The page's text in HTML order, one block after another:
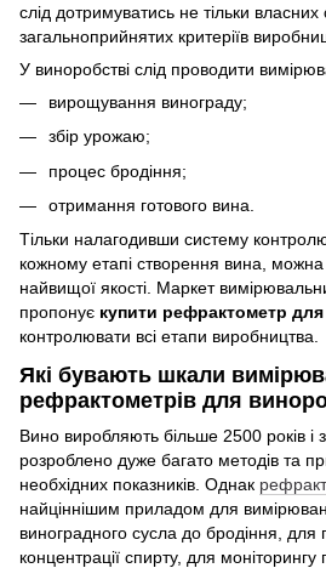
слід дотримуватись не тільки
загальноприйнятих критеріїв
У виноробстві слід проводити
вирощування винограду;
збір урожаю;
процес бродіння;
отримання готового вина.
Тільки налагодивши систему
кожному етапі створення вина,
найвищої якості. Маркет
пропонує купити рефрактометр
контролювати всі етапи виробництва.
Які бувають шкали
рефрактометрів для
Вино виробляють більше 2500 років і
розроблено дуже багато методів та
необхідних показників. Однак
найціннішим приладом для
виноградного сусла до бродіння, для
концентрації спирту, для